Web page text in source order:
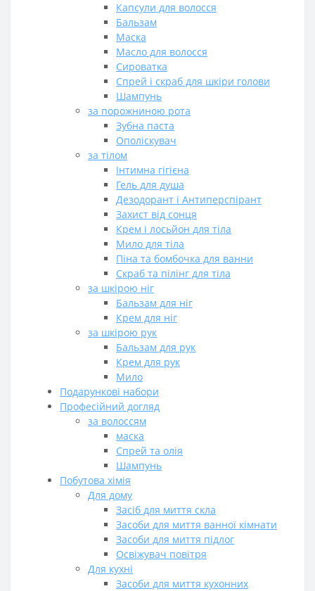
Капсули для волосся
Бальзам
Маска
Масло для волосся
Сироватка
Спрей і скраб для шкіри голови
Шампунь
за порожниною рота
Зубна паста
Ополіскувач
за тілом
Інтимна гігієна
Гель для душа
Дезодорант і Антиперспірант
Захист від сонця
Крем і лосьйон для тіла
Мило для тіла
Піна та бомбочка для ванни
Скраб та пілінг для тіла
за шкірою ніг
Бальзам для ніг
Крем для ніг
за шкірою рук
Бальзам для рук
Крем для рук
Мило
Подарункові набори
Професійний догляд
за волоссям
маска
Спрей та олія
Шампунь
Побутова хімія
Для дому
Засіб для миття скла
Засоби для миття ванної кімнати
Засоби для миття підлог
Освіжувач повітря
Для кухні
Засоби для миття кухонних